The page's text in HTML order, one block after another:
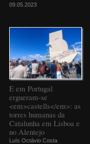
09.05.2023
E em Portugal
ergueram-se
<em>castells</em>: as
torres humanas da
Catalunha em Lisboa e
no Alentejo
Luís Octávio Costa